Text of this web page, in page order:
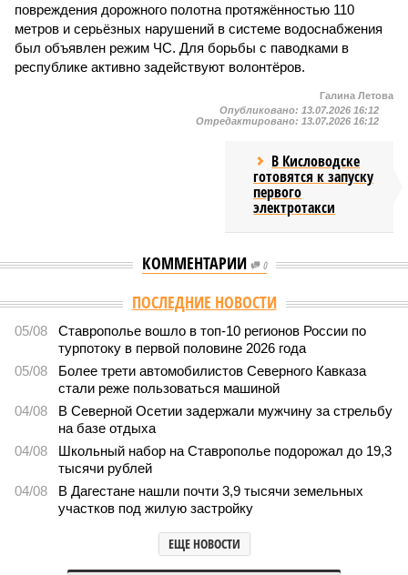
повреждения дорожного полотна протяжённостью 110
метров и серьёзных нарушений в системе водоснабжения
был объявлен режим ЧС. Для борьбы с паводками в
республике активно задействуют волонтёров.
Галина Летова
Опубликовано: 13.07.2026 16:12
Отредактировано: 13.07.2026 16:12
В Кисловодске
готовятся к запуску
первого
электротакси
КОММЕНТАРИИ 0
ПОСЛЕДНИЕ НОВОСТИ
05/08
Ставрополье вошло в топ-10 регионов России по
турпотоку в первой половине 2026 года
05/08
Более трети автомобилистов Северного Кавказа
стали реже пользоваться машиной
04/08
В Северной Осетии задержали мужчину за стрельбу
на базе отдыха
04/08
Школьный набор на Ставрополье подорожал до 19,3
тысячи рублей
04/08
В Дагестане нашли почти 3,9 тысячи земельных
участков под жилую застройку
ЕЩЕ НОВОСТИ